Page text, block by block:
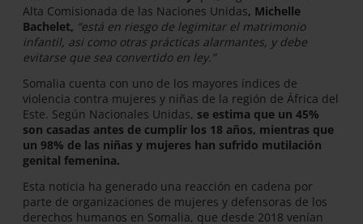
Alta Comisionada de las Naciones Unidas, Michelle
Bachelet, “está en riesgo de legimitar el matrimonio
infantil, asi como otras prácticas alarmantes, y debe
evitarse que sea convertido en ley.”
Somalia cuenta con uno de los mayores índices de
violencia contra mujeres y niñas de la región de África del
Este. Según Nacionales Unidas, se estima que un 45%
son casadas antes de cumplir los 18 años, mientras que
un 98% de las niñas y mujeres han sufrido mutilación
genital femenina.
Esta noticia ha generado una reacción en cadena por
parte de organizaciones de mujeres y defensoras de los
derechos humanos en Somalia, que desde 2018 venían